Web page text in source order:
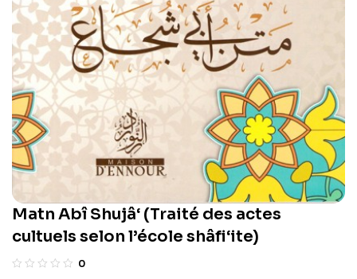
Matn Abî Shujâ‘ (Traité des actes
cultuels selon l’école shâfi‘ite)
0